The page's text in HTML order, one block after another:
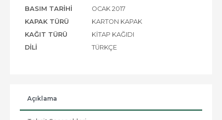
BASIM TARIHI
OCAK 2017
KAPAK TÜRÜ
KARTON KAPAK
KAĞIT TÜRÜ
KITAP KAĞIDI
DILI
TÜRKÇE
Açıklama